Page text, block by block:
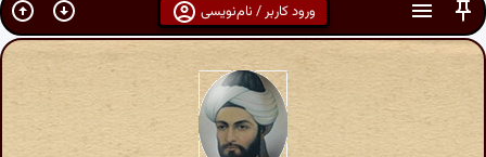
ورود کاربر / نام‌نویسی